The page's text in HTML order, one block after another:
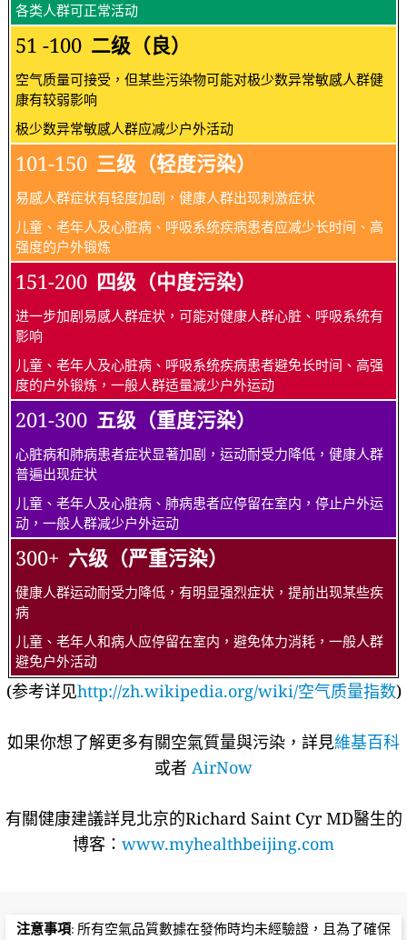
各类人群可正常活动
51 -100 二级（良）
空气质量可接受，但某些污染物可能对极少数异常敏感人群健
康有较弱影响
极少数异常敏感人群应减少户外活动
101-150 三级（轻度污染）
易感人群症状有轻度加剧，健康人群出现刺激症状
儿童、老年人及心脏病、呼吸系统疾病患者应减少长时间、高
强度的户外锻炼
151-200 四级（中度污染）
进一步加剧易感人群症状，可能对健康人群心脏、呼吸系统有
影响
儿童、老年人及心脏病、呼吸系统疾病患者避免长时间、高强
度的户外锻炼，一般人群适量减少户外运动
201-300 五级（重度污染）
心脏病和肺病患者症状显著加剧，运动耐受力降低，健康人群
普遍出现症状
儿童、老年人及心脏病、肺病患者应停留在室内，停止户外运
动，一般人群减少户外运动
300+ 六级（严重污染）
健康人群运动耐受力降低，有明显强烈症状，提前出现某些疾
病
儿童、老年人和病人应停留在室内，避免体力消耗，一般人群
避免户外活动
(参考详见http://zh.wikipedia.org/wiki/空气质量指数)
如果你想了解更多有關空氣質量與污染，詳見維基百科
或者 AirNow
有關健康建議詳​​見北京的Richard Saint Cyr MD醫生的
博客： www.myhealthbeijing.com
注意事項: 所有空氣品質數據在發佈時均未經驗證，且為了確保